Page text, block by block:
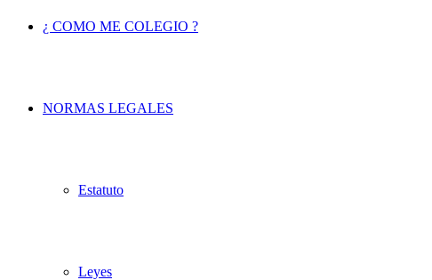
¿ COMO ME COLEGIO ?
NORMAS LEGALES
Estatuto
Leyes